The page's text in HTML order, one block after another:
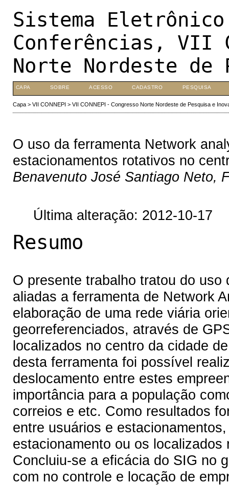
Sistema
Conferências, VII
Norte Nordeste de
CAPA SOBRE ACESSO CADASTRO PESQUISA
Capa> VII CONNEPI > VII CONNEPI - Congresso Norte Nordeste de Pesquisa e
O uso da ferramenta Network
estacionamentos rotativos no
Benavenuto José Santiago Neto,
Última alteração: 2012-10-17
Resumo
O presente trabalho tratou do
aliadas a ferramenta de Network
elaboração de uma rede viária
georreferenciados, através de
localizados no centro da cidade
desta ferramenta foi possível
deslocamento entre estes
importância para a população
correios e etc. Como resultados
entre usuários e
estacionamento ou os
Concluiu-se a eficácia do SIG no
com no controle e locação de